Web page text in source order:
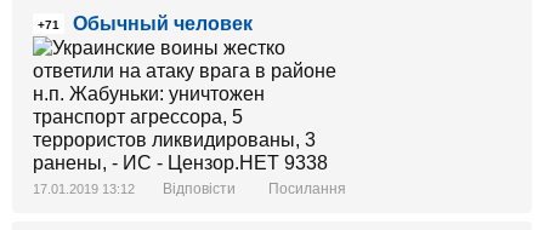
+71 Обычный человек
17.01.2019 13:12 Відповісти Посилання